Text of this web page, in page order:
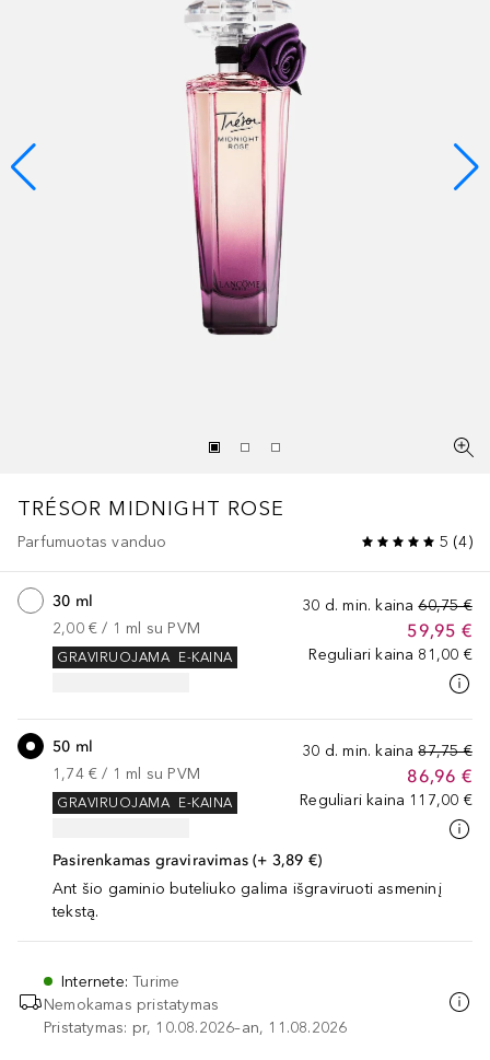
TRÉSOR MIDNIGHT ROSE
Parfumuotas vanduo 5 (4)
30 d. min. kaina 60,75 €
59,95 €
Reguliari kaina 81,00 €
30 ml
2,00 € / 1 ml su PVM
E-KAINA
GRAVIRUOJAMA
30 d. min. kaina 87,75 €
86,96 €
Reguliari kaina 117,00 €
50 ml
1,74 € / 1 ml su PVM
E-KAINA
GRAVIRUOJAMA
Pasirenkamas graviravimas (+ 3,89 €)
Ant šio gaminio buteliuko galima išgraviruoti asmeninį
tekstą.
Internete:Turime
Nemokamas pristatymas
Pristatymas: pr, 10.08.2026–an, 11.08.2026